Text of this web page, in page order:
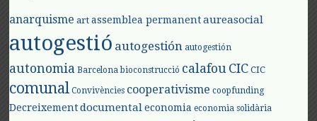
anarquisme art assemblea permanent aureasocial
autogestió autogestión autogestión
autonomia Barcelona bioconstrucció calafouCIC CIC
comunal Convivències cooperativisme coopfunding
Decreixement documental economia economia solidària